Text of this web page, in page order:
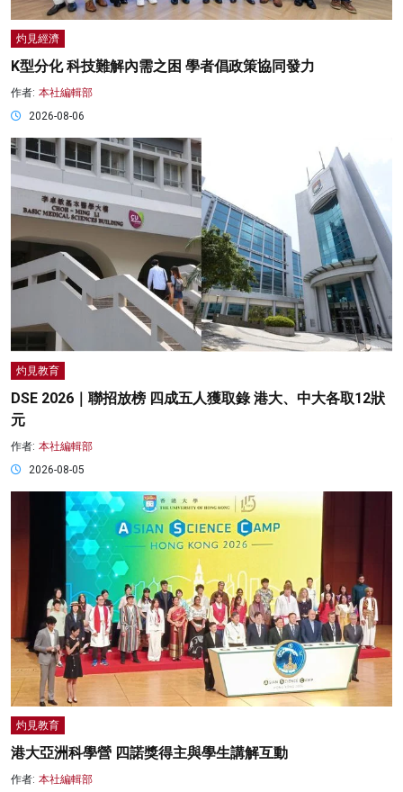
灼見經濟
K型分化 科技難解內需之困 學者倡政策協同發力
作者: 本社編輯部
2026-08-06
灼見教育
DSE 2026｜聯招放榜 四成五人獲取錄 港大、中大各取12狀
元
作者: 本社編輯部
2026-08-05
灼見教育
港大亞洲科學營 四諾獎得主與學生講解互動
作者: 本社編輯部